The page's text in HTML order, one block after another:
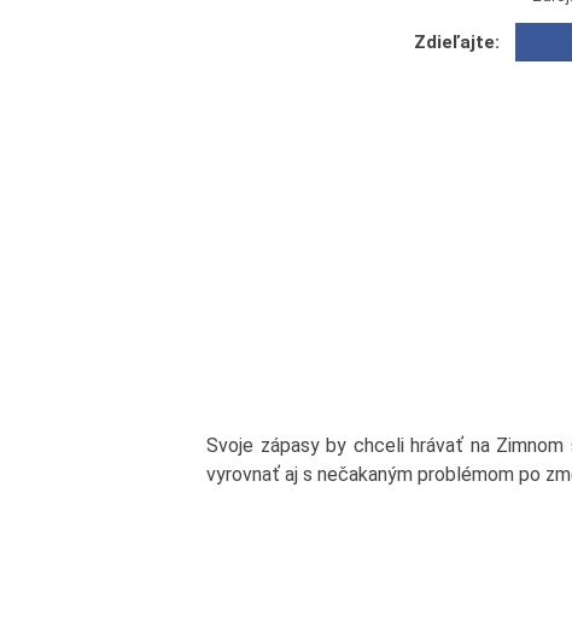
Zdieľajte:
Svoje zápasy by chceli hrávať na
vyrovnať aj s nečakaným problémom po